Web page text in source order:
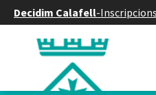
Decidim Calafell-